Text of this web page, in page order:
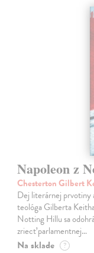
Napoleon z
Chesterton Gilbert
Dej literárnej prvotiny
teológa Gilberta
Notting Hillu sa
zriecť parlamentnej…
Na sklade ?